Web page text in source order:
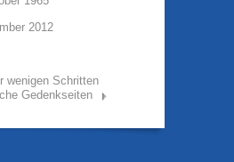
2012
wenigen Schritten
Gedenkseiten